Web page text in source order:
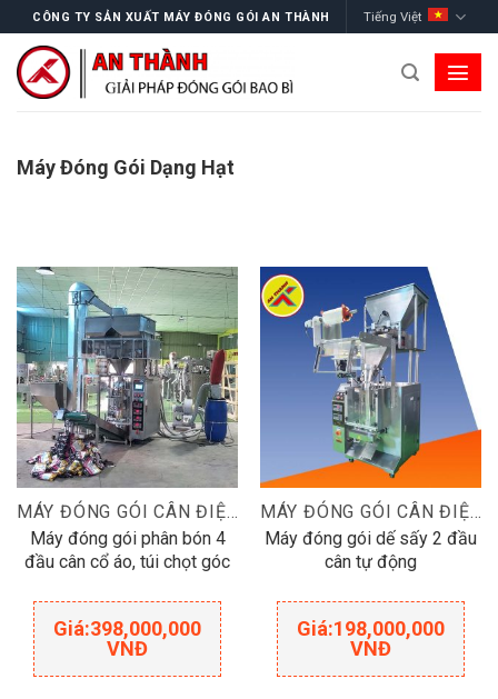
to
content
CÔNG TY SẢN XUẤT MÁY ĐÓNG GÓI AN THÀNH Tiếng Việt
Máy Đóng Gói Dạng Hạt
MÁY ĐÓNG GÓI CÂN ĐIỆN TỬ
Máy đóng gói phân bón 4
đầu cân cổ áo, túi chọt góc
Giá:398,000,000
VNĐ
MÁY ĐÓNG GÓI CÂN ĐIỆN TỬ
Máy đóng gói dế sấy 2 đầu
cân tự động
Giá:198,000,000
VNĐ